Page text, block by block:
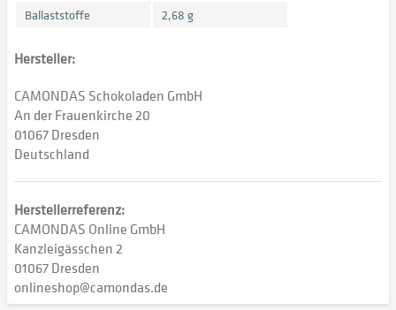
Ballaststoffe
2,68 g
Hersteller:
CAMONDAS Schokoladen GmbH
An der Frauenkirche 20
01067 Dresden
Deutschland
Herstellerreferenz:
CAMONDAS Online GmbH
Kanzleigässchen 2
01067 Dresden
onlineshop@camondas.de